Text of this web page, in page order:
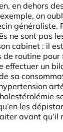
en dehors
on
généraliste.
ne sont pas
cabinet : il
de routine pour
effectuer un
sa
les
avant qu’il